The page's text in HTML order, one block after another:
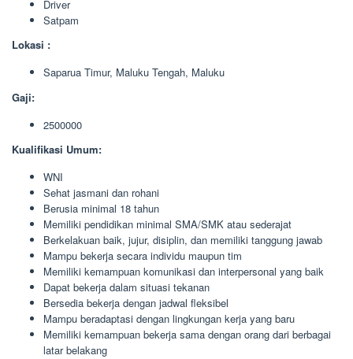
Driver
Satpam
Lokasi :
Saparua Timur, Maluku Tengah, Maluku
Gaji:
2500000
Kualifikasi Umum:
WNI
Sehat jasmani dan rohani
Berusia minimal 18 tahun
Memiliki pendidikan minimal SMA/SMK atau sederajat
Berkelakuan baik, jujur, disiplin, dan memiliki tanggung jawab
Mampu bekerja secara individu maupun tim
Memiliki kemampuan komunikasi dan interpersonal yang baik
Dapat bekerja dalam situasi tekanan
Bersedia bekerja dengan jadwal fleksibel
Mampu beradaptasi dengan lingkungan kerja yang baru
Memiliki kemampuan bekerja sama dengan orang dari berbagai
latar belakang